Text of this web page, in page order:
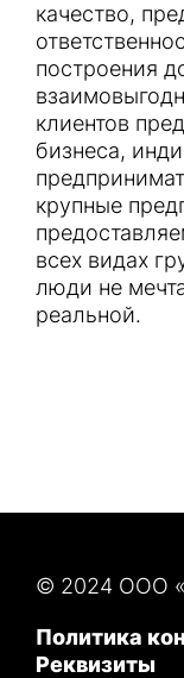
качество,
построения
клиентов
бизнеса,
крупные
всех видах
люди не
реальной.
© 2024 ООО
Политика
Реквизиты